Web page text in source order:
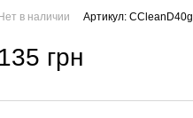
Нет в наличии Артикул: CCleanD40g
135 грн